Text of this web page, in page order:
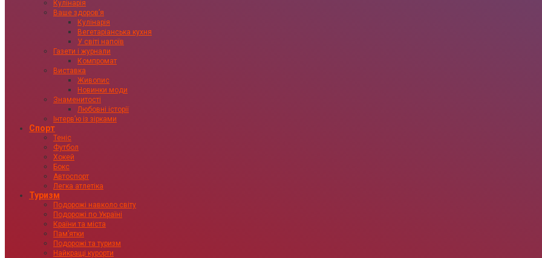
Кулінарія
Ваше здоровʼя
Кулінарія
Вегетаріанська кухня
У світі напоїв
Газети і журнали
Компромат
Виставка
Живопис
Новинки моди
Знаменитості
Любовні історії
Інтервʼю із зірками
Спорт
Теніс
Футбол
Хокей
Бокс
Автоспорт
Легка атлетіка
Туризм
Подорожі навколо світу
Подорожі по Україні
Країни та міста
Пам’ятки
Подорожі та туризм
Найкращі курорти